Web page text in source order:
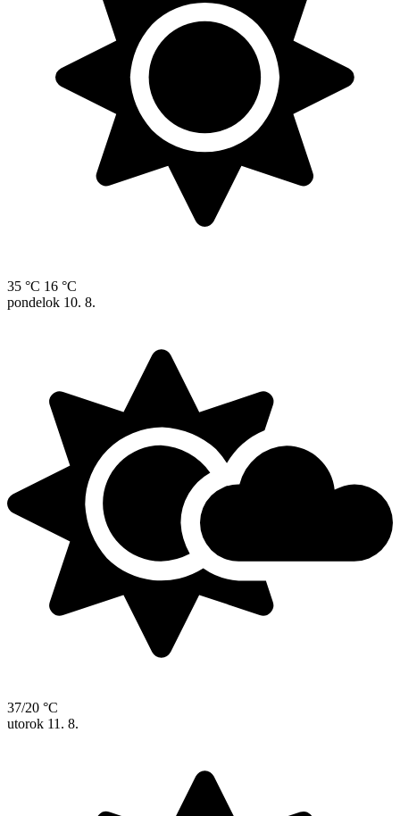
35 °C 16 °C
pondelok 10. 8.
37/20 °C
utorok 11. 8.